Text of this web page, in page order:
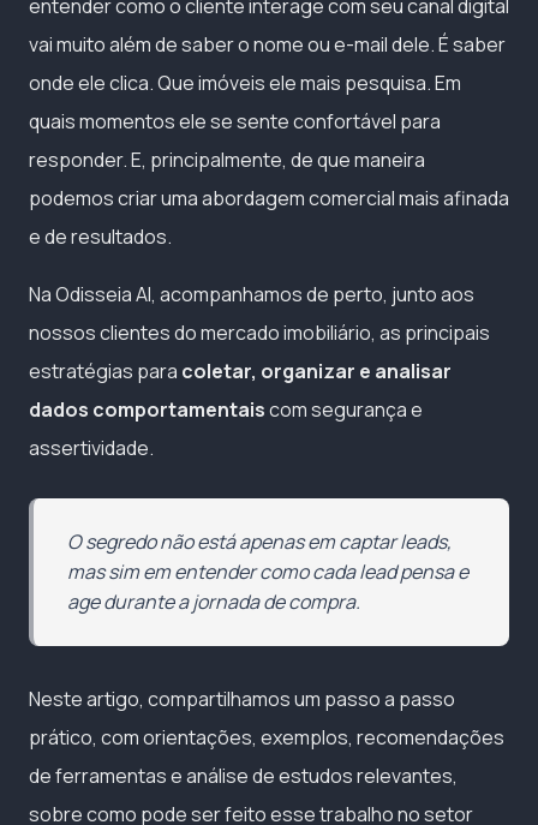
entender como o cliente interage com seu canal digital
vai muito além de saber o nome ou e-mail dele. É saber
onde ele clica. Que imóveis ele mais pesquisa. Em
quais momentos ele se sente confortável para
responder. E, principalmente, de que maneira
podemos criar uma abordagem comercial mais afinada
e de resultados.
Na Odisseia AI, acompanhamos de perto, junto aos
nossos clientes do mercado imobiliário, as principais
estratégias para coletar, organizar e analisar
dados comportamentaiscom segurança e
assertividade.
O segredo não está apenas em captar leads,
mas sim em entender como cada lead pensa e
age durante a jornada de compra.
Neste artigo, compartilhamos um passo a passo
prático, com orientações, exemplos, recomendações
de ferramentas e análise de estudos relevantes,
sobre como pode ser feito esse trabalho no setor